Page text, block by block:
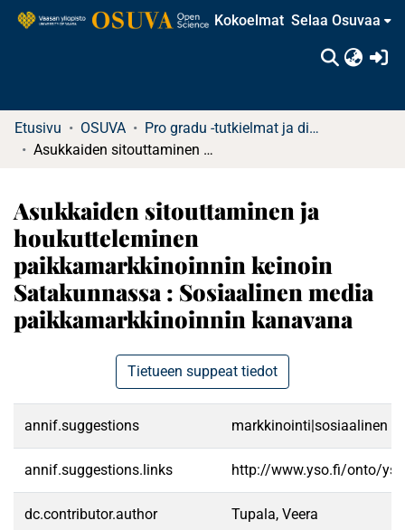
Kokoelmat Selaa Osuvaa
Etusivu OSUVA
Pro gradu -tutkielmat ja diplomityöt
Asukkaiden sitouttaminen ja houkutteleminen paikkamarkkinoinnin keinoin Satakunnassa : Sosiaalinen media paikkamarkkinoinnin kanavana
Asukkaiden sitouttaminen ja
houkutteleminen
paikkamarkkinoinnin keinoin
Satakunnassa : Sosiaalinen media
paikkamarkkinoinnin kanavana
Tietueen suppeat tiedot
annif.suggestions markkinointi|sosiaalinen
annif.suggestions.links http://www.yso.fi/onto/
dc.contributor.author Tupala, Veera